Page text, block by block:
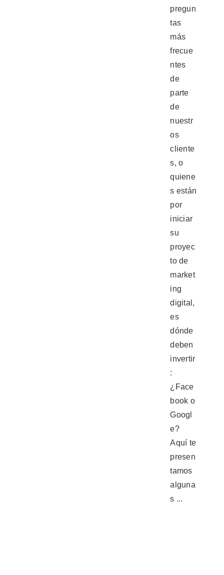
pregun
tas
más
frecue
ntes
de
parte
de
nuestr
os
cliente
s, o
quiene
s están
por
iniciar
su
proyec
to de
market
ing
digital,
es
dónde
deben
invertir
:
¿Face
book o
Googl
e?
Aquí te
presen
tamos
alguna
s ...